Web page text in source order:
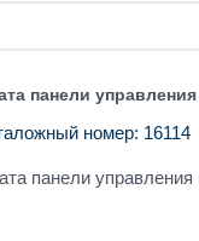
панели
номер: 16114
панели